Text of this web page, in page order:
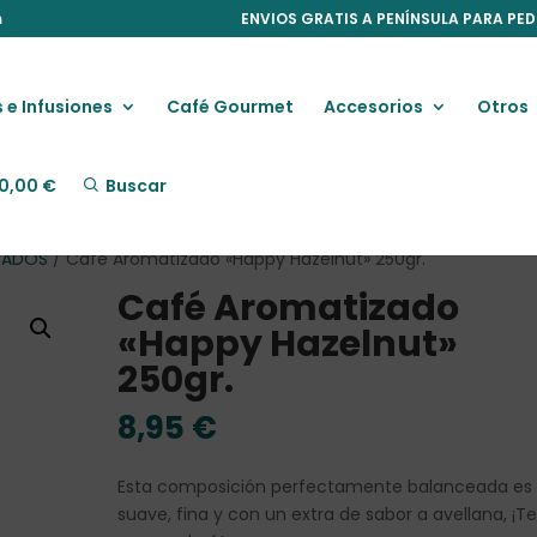
ENVIOS GRATIS A PENÍNSULA PARA
e Infusiones Café Gourmet Accesorios Otros
0,00 € Buscar
/ Café Aromatizado «Happy Hazelnut» 250gr.
Café Aromatizado
«Happy Hazelnut»
250gr.
8,95 €
Esta composición perfectamente balanceada es
suave, fina y con un extra de sabor a avellana, ¡Te